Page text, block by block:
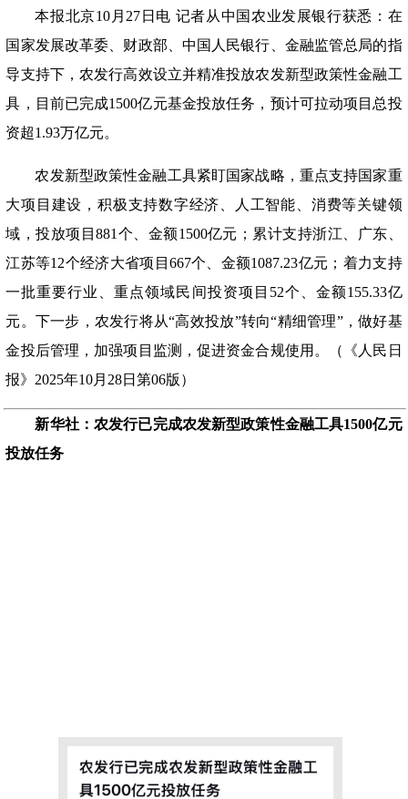
本报北京10月27日电 记者从中国农业发展银行获悉：在
国家发展改革委、财政部、中国人民银行、金融监管总局的指
导支持下，农发行高效设立并精准投放农发新型政策性金融工
具，目前已完成1500亿元基金投放任务，预计可拉动项目总投
资超1.93万亿元。
农发新型政策性金融工具紧盯国家战略，重点支持国家重
大项目建设，积极支持数字经济、人工智能、消费等关键领
域，投放项目881个、金额1500亿元；累计支持浙江、广东、
江苏等12个经济大省项目667个、金额1087.23亿元；着力支持
一批重要行业、重点领域民间投资项目52个、金额155.33亿
元。下一步，农发行将从“高效投放”转向“精细管理”，做好基
金投后管理，加强项目监测，促进资金合规使用。（《人民日
报》2025年10月28日第06版）
新华社：农发行已完成农发新型政策性金融工具1500亿元
投放任务